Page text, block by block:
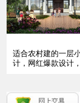
适合农村建的一层
计，网红爆款设计